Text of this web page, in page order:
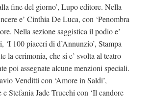
fine del giorno’, Lupo editore. Nella
e’ Cinthia De Luca, con ‘Penombra
Nella sezione saggistica il podio e’
‘I 100 piaceri di d’Annunzio’, Stampa
la cerimonia, che si e’ svolta al teatro
poi assegnate alcune menzioni speciali.
Venditti con ‘Amore in Saldi’,
Stefania Jade Trucchi con ‘Il candore